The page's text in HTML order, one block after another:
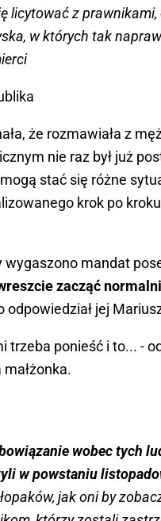
licytować z
w których tak
że rozmawiała z
nie raz był już
stać się różne
krok po
wygaszono mandat
zacząć
odpowiedział jej
trzeba ponieść i to... -
wobec tych
w powstaniu
jak oni by